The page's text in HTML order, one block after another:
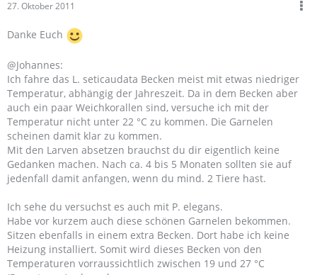
27. Oktober 2011
Danke Euch
@Johannes:
Ich fahre das L. seticaudata Becken meist mit etwas niedriger
Temperatur, abhängig der Jahreszeit. Da in dem Becken aber
auch ein paar Weichkorallen sind, versuche ich mit der
Temperatur nicht unter 22 °C zu kommen. Die Garnelen
scheinen damit klar zu kommen.
Mit den Larven absetzen brauchst du dir eigentlich keine
Gedanken machen. Nach ca. 4 bis 5 Monaten sollten sie auf
jedenfall damit anfangen, wenn du mind. 2 Tiere hast.
Ich sehe du versuchst es auch mit P. elegans.
Habe vor kurzem auch diese schönen Garnelen bekommen.
Sitzen ebenfalls in einem extra Becken. Dort habe ich keine
Heizung installiert. Somit wird dieses Becken von den
Temperaturen vorraussichtlich zwischen 19 und 27 °C